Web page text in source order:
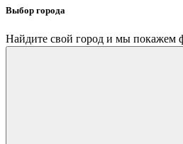
Выбор города
Найдите свой город и мы покажем